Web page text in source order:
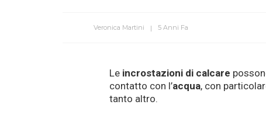
Veronica Martini 5 Anni Fa
Le incrostazioni di calcare
contatto con l’acqua, con
tanto altro.